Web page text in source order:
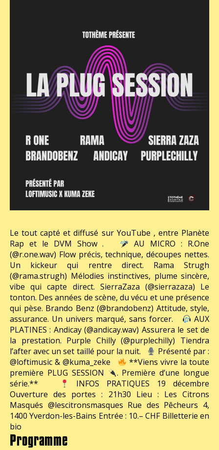
Le tout capté et diffusé sur YouTube , entre Planète
Rap et le DVM Show .
AU MICRO : R.One
(@r.one.wav) Flow précis, technique, découpes nettes.
Un kickeur qui rentre direct. Rama Strugh
(@rama.strugh) Mélodies instinctives, plume sincère,
vibe qui capte direct. SierraZaza (@sierrazaza) Le
tonton. Des années de scène, du vécu et une présence
qui pèse. Brando Benz (@brandobenz) Attitude, style,
assurance. Un univers marqué, sans forcer.
AUX
PLATINES : Andicay (@andicay.wav) Assurera le set de
la prestation. Purple Chilly (@purplechilly) Tiendra
l’after avec un set taillé pour la nuit.
Présenté par :
@loftimusic & @kuma_zeke
**Viens vivre la toute
première PLUG SESSION
. Première d’une longue
série.**
INFOS PRATIQUES 19 décembre
Ouverture des portes : 21h30 Lieu : Les Citrons
Masqués @lescitronsmasques Rue des Pêcheurs 4,
1400 Yverdon-les-Bains Entrée : 10.– CHF Billetterie en
bio
Programme